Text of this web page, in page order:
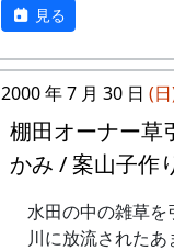
参加者が多いのに
これである。
田圃の中に入って、
無理をすれば、畔
はないけれど、そ
見る
2000 年 7 月 30 日 (
棚田オーナー草
かみ / 案山子作
水田の中の雑草を
川に放流されたあ